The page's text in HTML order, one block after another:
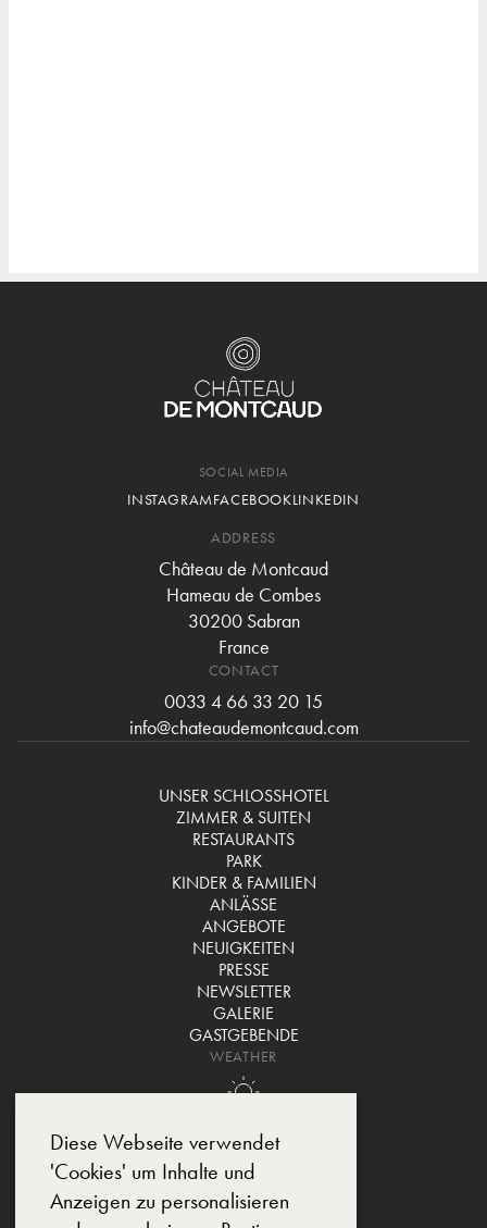
SOCIAL MEDIA
INSTAGRAMFACEBOOKLINKEDIN
ADDRESS
Château de Montcaud
Hameau de Combes
30200 Sabran
France
CONTACT
0033 4 66 33 20 15
info@chateaudemontcaud.com
UNSER SCHLOSSHOTEL
ZIMMER & SUITEN
RESTAURANTS
PARK
KINDER & FAMILIEN
ANLÄSSE
ANGEBOTE
NEUIGKEITEN
PRESSE
NEWSLETTER
GALERIE
GASTGEBENDE
WEATHER
Diese Webseite verwendet
'Cookies' um Inhalte und
Anzeigen zu personalisieren